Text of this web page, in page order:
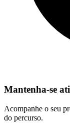
Mantenha-se
Acompanhe o seu
do percurso.